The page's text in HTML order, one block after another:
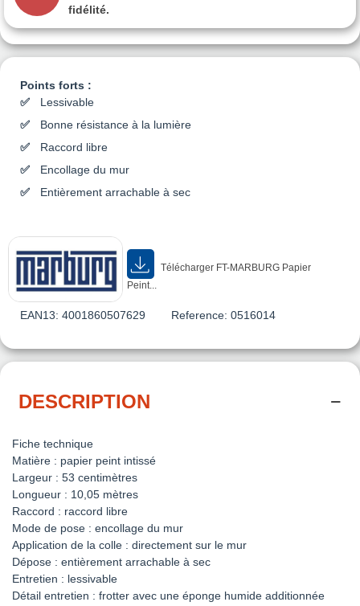
Points forts :
Lessivable
Bonne résistance à la lumière
Raccord libre
Encollage du mur
Entièrement arrachable à sec
Télécharger FT-MARBURG Papier
Peint...
EAN13: 4001860507629 Reference: 0516014
fidélité.
DESCRIPTION
Fiche technique
Matière : papier peint intissé
Largeur : 53 centimètres
Longueur : 10,05 mètres
Raccord : raccord libre
Mode de pose : encollage du mur
Application de la colle : directement sur le mur
Dépose : entièrement arrachable à sec
Entretien : lessivable
Détail entretien : frotter avec une éponge humide additionnée